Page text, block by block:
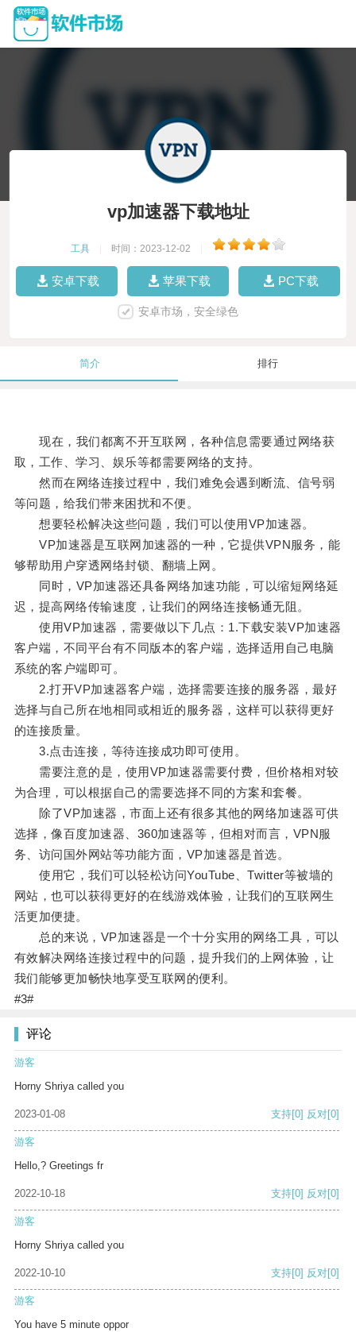
vp加速器下载地址
工具 时间：2023-12-02
安卓下载 苹果下载 PC下载
安卓市场，安全绿色
简介 排行
现在，我们都离不开互联网，各种信息需要通过网络获
取，工作、学习、娱乐等都需要网络的支持。
然而在网络连接过程中，我们难免会遇到断流、信号弱
等问题，给我们带来困扰和不便。
想要轻松解决这些问题，我们可以使用VP加速器。
VP加速器是互联网加速器的一种，它提供VPN服务，能
够帮助用户穿透网络封锁、翻墙上网。
同时，VP加速器还具备网络加速功能，可以缩短网络延
迟，提高网络传输速度，让我们的网络连接畅通无阻。
使用VP加速器，需要做以下几点：1.下载安装VP加速器
客户端，不同平台有不同版本的客户端，选择适用自己电脑
系统的客户端即可。
2.打开VP加速器客户端，选择需要连接的服务器，最好
选择与自己所在地相同或相近的服务器，这样可以获得更好
的连接质量。
3.点击连接，等待连接成功即可使用。
需要注意的是，使用VP加速器需要付费，但价格相对较
为合理，可以根据自己的需要选择不同的方案和套餐。
除了VP加速器，市面上还有很多其他的网络加速器可供
选择，像百度加速器、360加速器等，但相对而言，VPN服
务、访问国外网站等功能方面，VP加速器是首选。
使用它，我们可以轻松访问YouTube、Twitter等被墙的
网站，也可以获得更好的在线游戏体验，让我们的互联网生
活更加便捷。
总的来说，VP加速器是一个十分实用的网络工具，可以
有效解决网络连接过程中的问题，提升我们的上网体验，让
我们能够更加畅快地享受互联网的便利。
#3#
评论
游客
Horny Shriya called you
2023-01-08 支持[0] 反对[0]
游客
Hello,? Greetings fr
2022-10-18 支持[0] 反对[0]
游客
Horny Shriya called you
2022-10-10 支持[0] 反对[0]
游客
You have 5 minute oppor